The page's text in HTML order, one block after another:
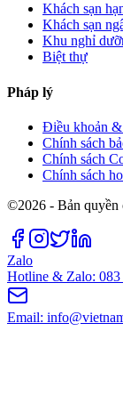
Khách sạn
Khách sạn
Khu nghỉ
Biệt thự
Pháp lý
Điều khoản
Chính sách
Chính sách
Chính sách
©2026 - Bản
Zalo
Hotline & Zalo: 083
Email: